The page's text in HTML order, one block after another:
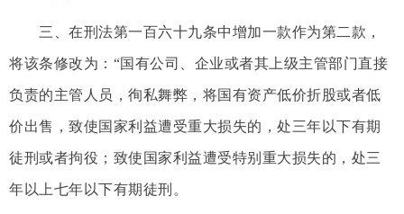
三、在刑法第一百六十九条中增加一款作为第二款，
将该条修改为：“国有公司、企业或者其上级主管部门直接
负责的主管人员，徇私舞弊，将国有资产低价折股或者低
价出售，致使国家利益遭受重大损失的，处三年以下有期
徒刑或者拘役；致使国家利益遭受特别重大损失的，处三
年以上七年以下有期徒刑。